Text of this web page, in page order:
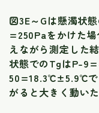
図3E～Gは懸濁状
=250Paをかけた
えながら測定した
状態でのTgはP-
50=18.3℃±5.9℃で
がると大きく動い